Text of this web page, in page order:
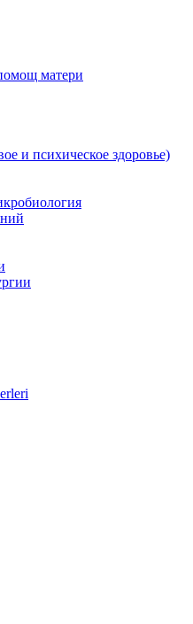
матери
и психическое здоровье)